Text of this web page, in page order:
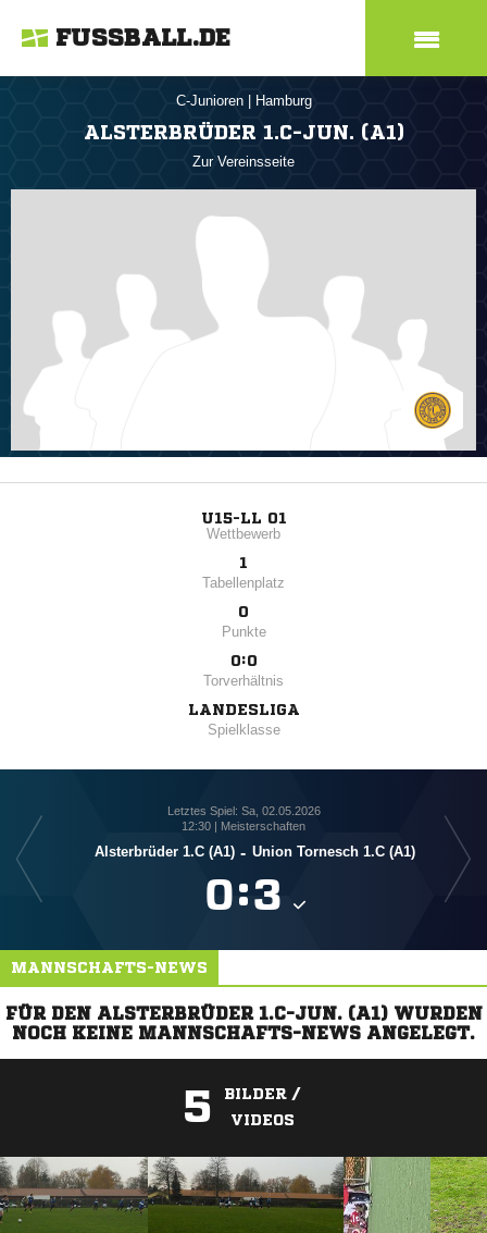
FUSSBALL.DE
C-Junioren Hamburg
ALSTERBRÜDER 1.C-JUN. (A1)
Zur Vereinsseite
U15-LL 01
Wettbewerb
1
Tabellenplatz
0
Punkte
0:0
Torverhältnis
LANDESLIGA
Spielklasse
Letztes Spiel: Sa, 02.05.2026
12:30 | Meisterschaften
Alsterbrüder 1.C (A1) - Union Tornesch 1.C (A1)
:
MANNSCHAFTS-NEWS
FÜR DEN ALSTERBRÜDER 1.C-JUN. (A1) WURDEN
NOCH KEINE MANNSCHAFTS-NEWS ANGELEGT.
5
BILDER /
VIDEOS